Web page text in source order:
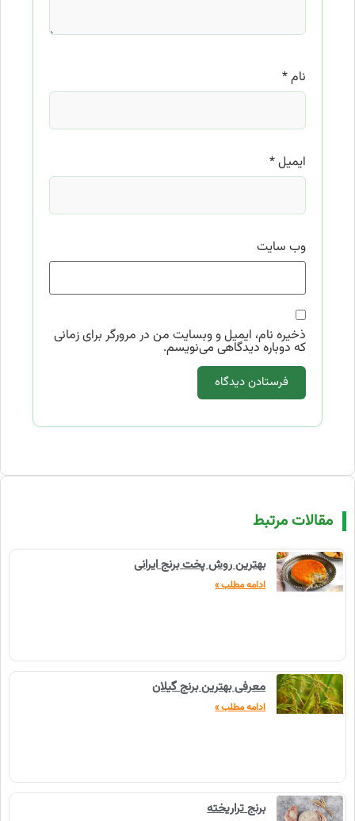
نام*
ایمیل*
وب‌ سایت
ذخیره نام، ایمیل و وبسایت من در مرورگر برای زمانی
که دوباره دیدگاهی می‌نویسم.
مقالات مرتبط
بهترین روش پخت برنج ایرانی
ادامه مطلب »
معرفی بهترین برنج گیلان
ادامه مطلب »
برنج تراریخته